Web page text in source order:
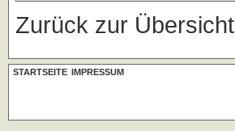
Zurück zur
STARTSEITE IMPRESSUM